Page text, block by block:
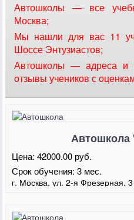
Автошколы — все
Москва;
Мы нашли для вас 11
Шоссе Энтузиастов;
Автошколы — адреса и
отзывы учеников с
Цена:42000.00 руб.
Срок обучения:3 мес.
г. Москва, ул. 2-я Фрезерная, 3